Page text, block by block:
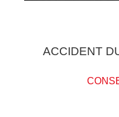
ACCIDENT